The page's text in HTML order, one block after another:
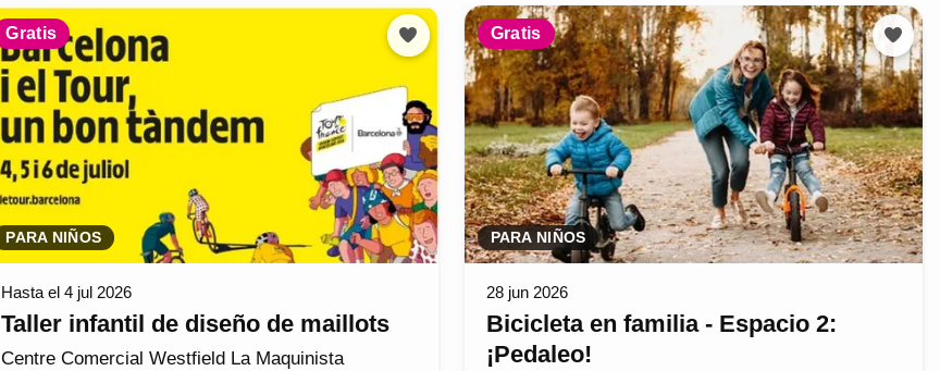
Gratis
PARA NIÑOS
Hasta el 4 jul 2026
Taller infantil de diseño de maillots
Centre Comercial Westfield La Maquinista
Gratis
PARA NIÑOS
28 jun 2026
Bicicleta en familia - Espacio 2:
¡Pedaleo!